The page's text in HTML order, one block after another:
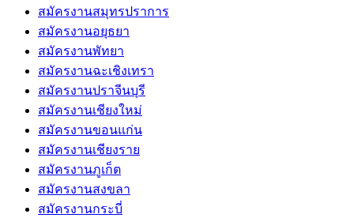
สมัครงานสมุทรปราการ
สมัครงานอยุธยา
สมัครงานพัทยา
สมัครงานฉะเชิงเทรา
สมัครงานปราจีนบุรี
สมัครงานเชียงใหม่
สมัครงานขอนแก่น
สมัครงานเชียงราย
สมัครงานภูเก็ต
สมัครงานสงขลา
สมัครงานกระบี่